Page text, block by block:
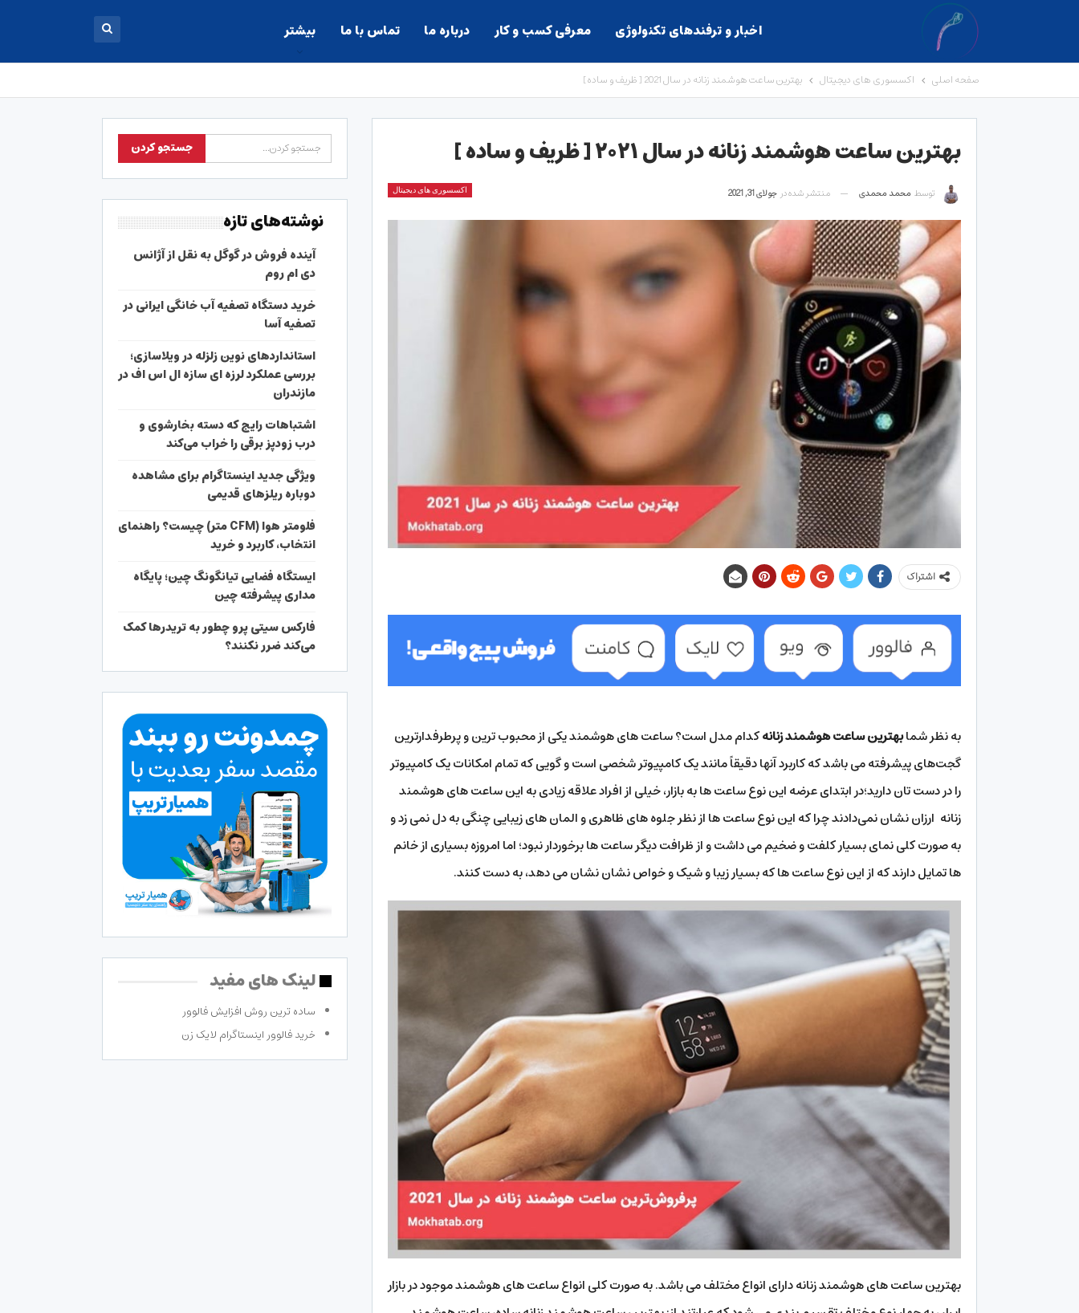
اخبار و ترفندهای تکنولوژی معرفی کسب و کار درباره ما تماس با ما بیشتر
صفحه اصلی اکسسوری های دیجیتال بهترین ساعت هوشمند زنانه در سال 2021 [ ظریف و ساده ]
بهترین ساعت هوشمند زنانه در سال ۲۰۲۱ [ ظریف و ساده ]
اکسسوری های دیجیتال توسط محمد محمدی منتشر شده در جولای 31, 2021
اشتراک
به نظر شمابهترین ساعت هوشمند زنانهکدام مدل است؟ ساعت های هوشمند یکی از محبوب ترین و پرطرفدارترین
گجت‌های پیشرفته می باشد که کاربرد آنها دقیقاً مانند یک کامپیوتر شخصی است و گویی که تمام امکانات یک کامپیوتر
را در دست تان دارید؛در ابتدای عرضه این نوع ساعت ها به بازار، خیلی از افراد علاقه زیادی به این ساعت های هوشمند
زنانه ارزان نشان نمی‌دادند چرا که این نوع ساعت ها از نظر جلوه های ظاهری و المان های زیبایی چنگی به دل نمی زد و
به صورت کلی نمای بسیار کلفت و ضخیم می داشت و از ظرافت دیگر ساعت ها برخوردار نبود؛ اما امروزه بسیاری از خانم
ها تمایل دارند که از این نوع ساعت ها که بسیار زیبا و شیک و خواص نشان نشان می دهد، به دست کنند.
بهترین ساعت های هوشمند زنانه دارای انواع مختلف می باشد. به صورت کلی انواع ساعت های هوشمند موجود در بازار
نوشته‌های تازه
آینده فروش در گوگل به نقل از آژانس
دی ام روم
خرید دستگاه تصفیه آب خانگی ایرانی در
تصفیه آسا
استانداردهای نوین زلزله در ویلاسازی؛
بررسی عملکرد لرزه ای سازه ال اس اف در
مازندران
اشتباهات رایج که دسته بخارشوی و
درب زودپز برقی را خراب می‌کند
ویژگی جدید اینستاگرام برای مشاهده
دوباره ریلزهای قدیمی
فلومتر هوا (CFM متر) چیست؟ راهنمای
انتخاب، کاربرد و خرید
ایستگاه فضایی تیانگونگ چین؛ پایگاه
مداری پیشرفته چین
فارکس سیتی پرو چطور به تریدرها کمک
می‌کند ضرر نکنند؟
لینک های مفید
ساده ترین روش افزایش فالوور
خرید فالوور اینستاگرام لایک زن